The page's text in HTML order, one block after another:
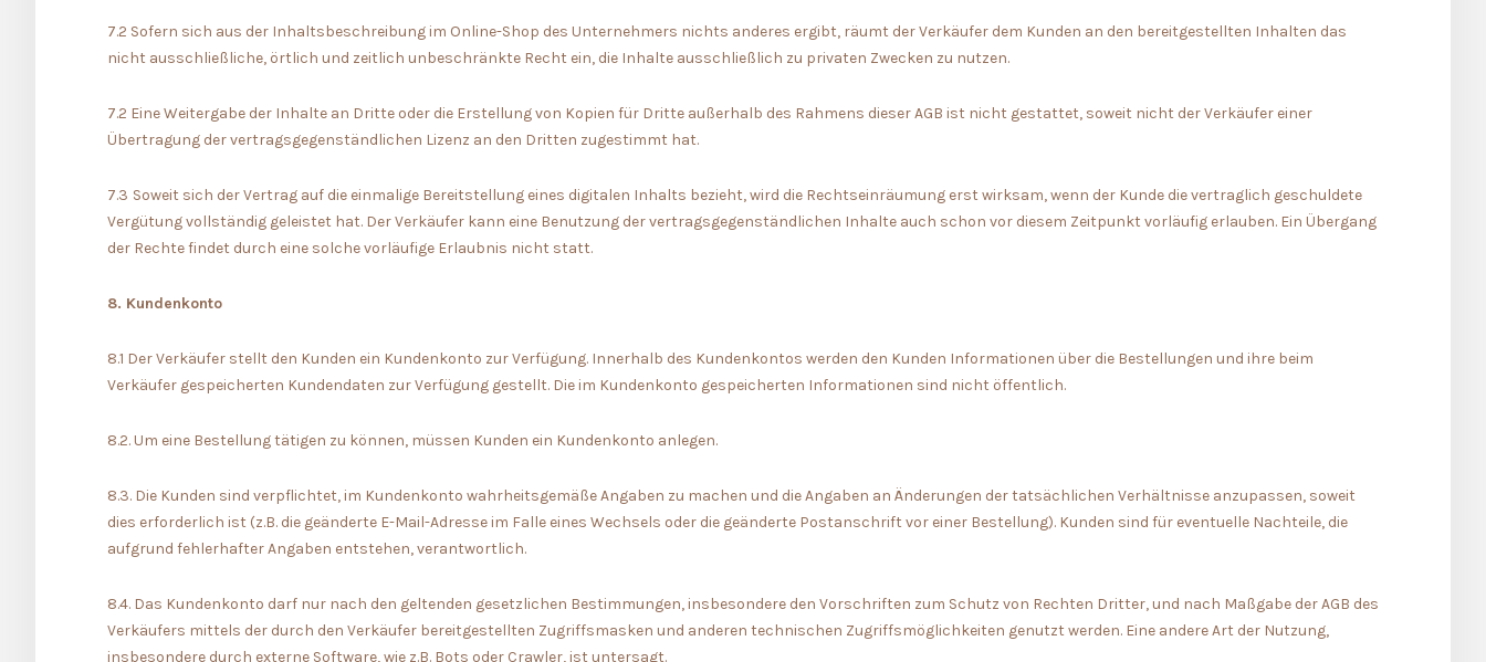
7.2 Sofern sich aus der Inhaltsbeschreibung im Online-Shop des Unternehmers nichts anderes ergibt, räumt der Verkäufer dem Kunden an den bereitgestellten Inhalten das
nicht ausschließliche, örtlich und zeitlich unbeschränkte Recht ein, die Inhalte ausschließlich zu privaten Zwecken zu nutzen.
7.2 Eine Weitergabe der Inhalte an Dritte oder die Erstellung von Kopien für Dritte außerhalb des Rahmens dieser AGB ist nicht gestattet, soweit nicht der Verkäufer einer
Übertragung der vertragsgegenständlichen Lizenz an den Dritten zugestimmt hat.
7.3 Soweit sich der Vertrag auf die einmalige Bereitstellung eines digitalen Inhalts bezieht, wird die Rechtseinräumung erst wirksam, wenn der Kunde die vertraglich geschuldete
Vergütung vollständig geleistet hat. Der Verkäufer kann eine Benutzung der vertragsgegenständlichen Inhalte auch schon vor diesem Zeitpunkt vorläufig erlauben. Ein Übergang
der Rechte findet durch eine solche vorläufige Erlaubnis nicht statt.
8. Kundenkonto
8.1 Der Verkäufer stellt den Kunden ein Kundenkonto zur Verfügung. Innerhalb des Kundenkontos werden den Kunden Informationen über die Bestellungen und ihre beim
Verkäufer gespeicherten Kundendaten zur Verfügung gestellt. Die im Kundenkonto gespeicherten Informationen sind nicht öffentlich.
8.2. Um eine Bestellung tätigen zu können, müssen Kunden ein Kundenkonto anlegen.
8.3. Die Kunden sind verpflichtet, im Kundenkonto wahrheitsgemäße Angaben zu machen und die Angaben an Änderungen der tatsächlichen Verhältnisse anzupassen, soweit
dies erforderlich ist (z.B. die geänderte E-Mail-Adresse im Falle eines Wechsels oder die geänderte Postanschrift vor einer Bestellung). Kunden sind für eventuelle Nachteile, die
aufgrund fehlerhafter Angaben entstehen, verantwortlich.
8.4. Das Kundenkonto darf nur nach den geltenden gesetzlichen Bestimmungen, insbesondere den Vorschriften zum Schutz von Rechten Dritter, und nach Maßgabe der AGB des
Verkäufers mittels der durch den Verkäufer bereitgestellten Zugriffsmasken und anderen technischen Zugriffsmöglichkeiten genutzt werden. Eine andere Art der Nutzung,
insbesondere durch externe Software, wie z.B. Bots oder Crawler, ist untersagt.